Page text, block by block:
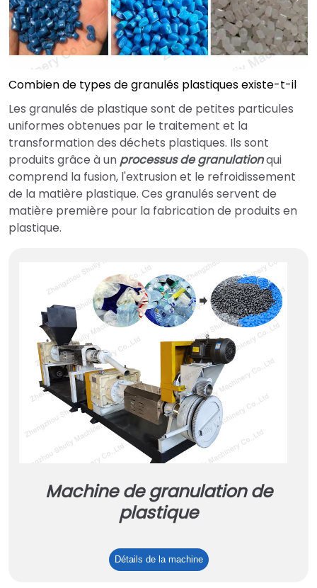
Combien de types de granulés plastiques existe-t-il
Les granulés de plastique sont de petites particules
uniformes obtenues par le traitement et la
transformation des déchets plastiques. Ils sont
produits grâce à un processus de granulationqui
comprend la fusion, l'extrusion et le refroidissement
de la matière plastique. Ces granulés servent de
matière première pour la fabrication de produits en
plastique.
Machine de granulation de
plastique
Détails de la machineMachine